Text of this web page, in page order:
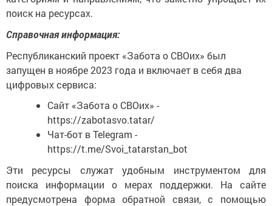
поиск на ресурсах.
Справочная информация:
Республиканский проект «Забота о СВОих» был
запущен в ноябре 2023 года и включает в себя два
цифровых сервиса:
Сайт «Забота о СВОих» -
https://zabotasvo.tatar/
Чат-бот в Telegram -
https://t.me/Svoi_tatarstan_bot
Эти ресурсы служат удобным инструментом для
поиска информации о мерах поддержки. На сайте
предусмотрена форма обратной связи, с помощью